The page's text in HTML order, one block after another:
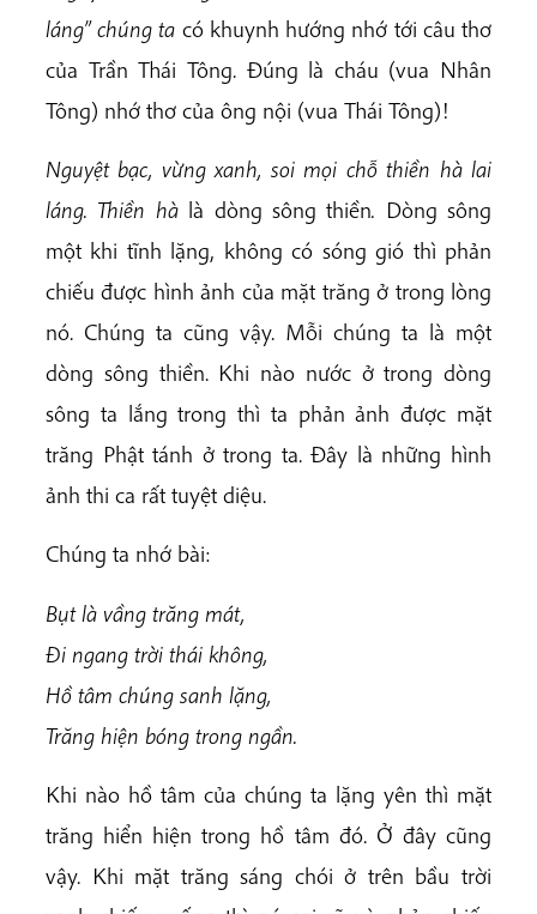
láng” chúng ta có khuynh hướng nhớ tới câu thơ
của Trần Thái Tông. Đúng là cháu (vua Nhân
Tông) nhớ thơ của ông nội (vua Thái Tông)!
Nguyệt bạc, vừng xanh, soi mọi chỗ thiền hà lai
láng. Thiền hà là dòng sông thiền. Dòng sông
một khi tĩnh lặng, không có sóng gió thì phản
chiếu được hình ảnh của mặt trăng ở trong lòng
nó. Chúng ta cũng vậy. Mỗi chúng ta là một
dòng sông thiền. Khi nào nước ở trong dòng
sông ta lắng trong thì ta phản ảnh được mặt
trăng Phật tánh ở trong ta. Đây là những hình
ảnh thi ca rất tuyệt diệu.
Chúng ta nhớ bài:
Bụt là vầng trăng mát,
Đi ngang trời thái không,
Hồ tâm chúng sanh lặng,
Trăng hiện bóng trong ngần.
Khi nào hồ tâm của chúng ta lặng yên thì mặt
trăng hiển hiện trong hồ tâm đó. Ở đây cũng
vậy. Khi mặt trăng sáng chói ở trên bầu trời